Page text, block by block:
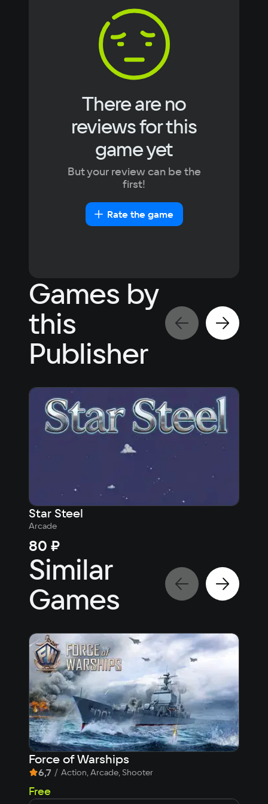
Recommended
Processor
Intel Core i5
Memory
Video card
256 Mb
Japanese
There are no
reviews for this
game yet
But your review can be the
first!
Rate the game
Games by
this
Publisher
Star Steel
Arcade
80 ₽
Similar
Games
Force of Warships
6,7 / Action, Arcade, Shooter
Free